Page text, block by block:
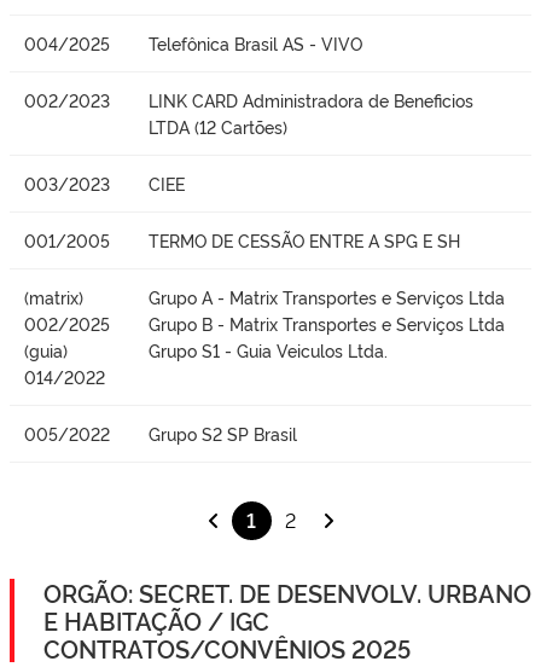
004/2025 Telefônica Brasil AS - VIVO
002/2023
LINK CARD Administradora de Beneficios
LTDA (12 Cartões)
003/2023 CIEE
001/2005 TERMO DE CESSÃO ENTRE A SPG E SH
(matrix)
002/2025
(guia)
014/2022
Grupo A - Matrix Transportes e Serviços Ltda
Grupo B - Matrix Transportes e Serviços Ltda
Grupo S1 - Guia Veiculos Ltda.
005/2022 Grupo S2 SP Brasil
1 2
ORGÃO: SECRET. DE DESENVOLV. URBANO
E HABITAÇÃO / IGC
CONTRATOS/CONVÊNIOS 2025